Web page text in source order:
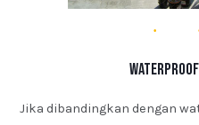
Jika dibandingkan dengan